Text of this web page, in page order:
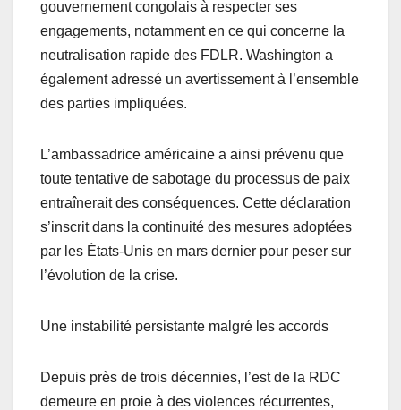
gouvernement congolais à respecter ses
engagements, notamment en ce qui concerne la
neutralisation rapide des FDLR. Washington a
également adressé un avertissement à l’ensemble
des parties impliquées.
L’ambassadrice américaine a ainsi prévenu que
toute tentative de sabotage du processus de paix
entraînerait des conséquences. Cette déclaration
s’inscrit dans la continuité des mesures adoptées
par les États-Unis en mars dernier pour peser sur
l’évolution de la crise.
Une instabilité persistante malgré les accords
Depuis près de trois décennies, l’est de la RDC
demeure en proie à des violences récurrentes,